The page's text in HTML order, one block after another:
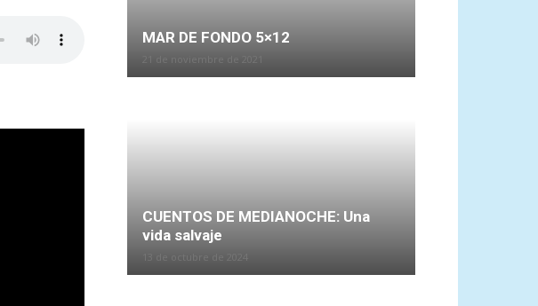
MAR DE FONDO 5×12
CUENTOS DE MEDIANOCHE: Una
vida salvaje